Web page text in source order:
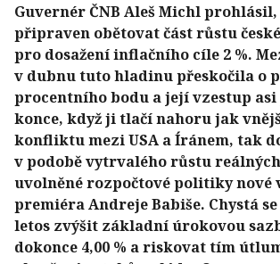
Guvernér ČNB Aleš Michl prohlásil,
připraven obětovat část růstu
pro dosažení inflačního cíle 2 %.
v dubnu tuto hladinu přeskočila o
procentního bodu a její vzestup asi
konce, když ji tlačí nahoru jak
konfliktu mezi USA a Íránem, tak
v podobě vytrvalého růstu
uvolněné rozpočtové politiky nové
premiéra Andreje Babiše. Chystá se
letos zvýšit základní úrokovou
dokonce 4,00 % a riskovat tím